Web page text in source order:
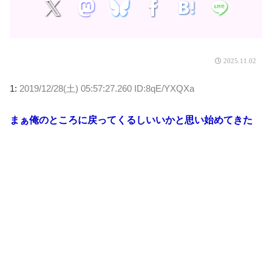
2025.11.02
1: 2019/12/28(土) 05:57:27.260 ID:8qE/YXQXa
まぁ俺のところに戻ってくるしいいかと思い始めてきた